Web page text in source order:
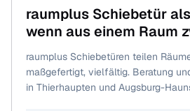
raumplus Schiebetür
wenn aus einem Raum
raumplus Schiebetüren teilen
maßgefertigt, vielfältig. Beratung
in Thierhaupten und Augsburg-